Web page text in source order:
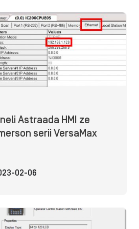
Astraada HMI ze
serii VersaMax
02-06